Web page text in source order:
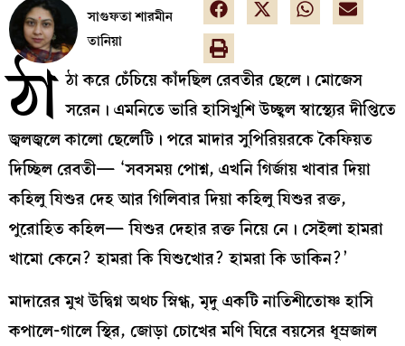
সাগুফতা শারমীন
তানিয়া
ঠা ঠা করে চেঁচিয়ে কাঁদছিল রেবতীর ছেলে। মোজেস
সরেন। এমনিতে ভারি হাসিখুশি উচ্ছ্বল স্বাস্থ্যের দীপ্তিতে
জ্বলজ্বলে কালো ছেলেটি। পরে মাদার সুপিরিয়রকে কৈফিয়ত
দিচ্ছিল রেবতী— ‘সবসময় পোশ্ন, এখনি গির্জায় খাবার দিয়া
কহিলু যিশুর দেহ আর গিলিবার দিয়া কহিলু যিশুর রক্ত,
পুরোহিত কহিল— যিশুর দেহার রক্ত নিয়ে নে। সেইলা হামরা
খামো কেনে? হামরা কি যিশুখোর? হামরা কি ডাকিন?’
মাদারের মুখ উদ্বিগ্ন অথচ স্নিগ্ধ, মৃদু একটি নাতিশীতোষ্ণ হাসি
কপালে-গালে স্থির, জোড়া চোখের মণি ঘিরে বয়সের ধূম্রজাল